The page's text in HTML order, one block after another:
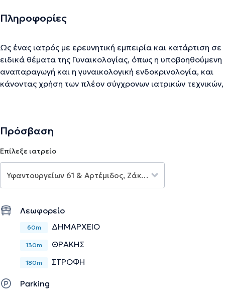
Πληροφορίες
Ως ένας ιατρός με ερευνητική εμπειρία και κατάρτιση σε
ειδικά θέματα της Γυναικολογίας, όπως η υποβοηθούμενη
αναπαραγωγή και η γυναικολογική ενδοκρινολογία, και
κάνοντας χρήση των πλέον σύγχρονων ιατρικών τεχνικών,
Την περιγραφή επιμελείται η ομάδα του doctoranytime βασισμένη σε
επαληθευμένες πληροφορίες.
Πρόσβαση
Επίλεξε ιατρείο
Λεωφορείο
60m ΔΗΜΑΡΧΕΙΟ
130m ΘΡΑΚΗΣ
180m ΣΤΡΟΦΗ
Parking